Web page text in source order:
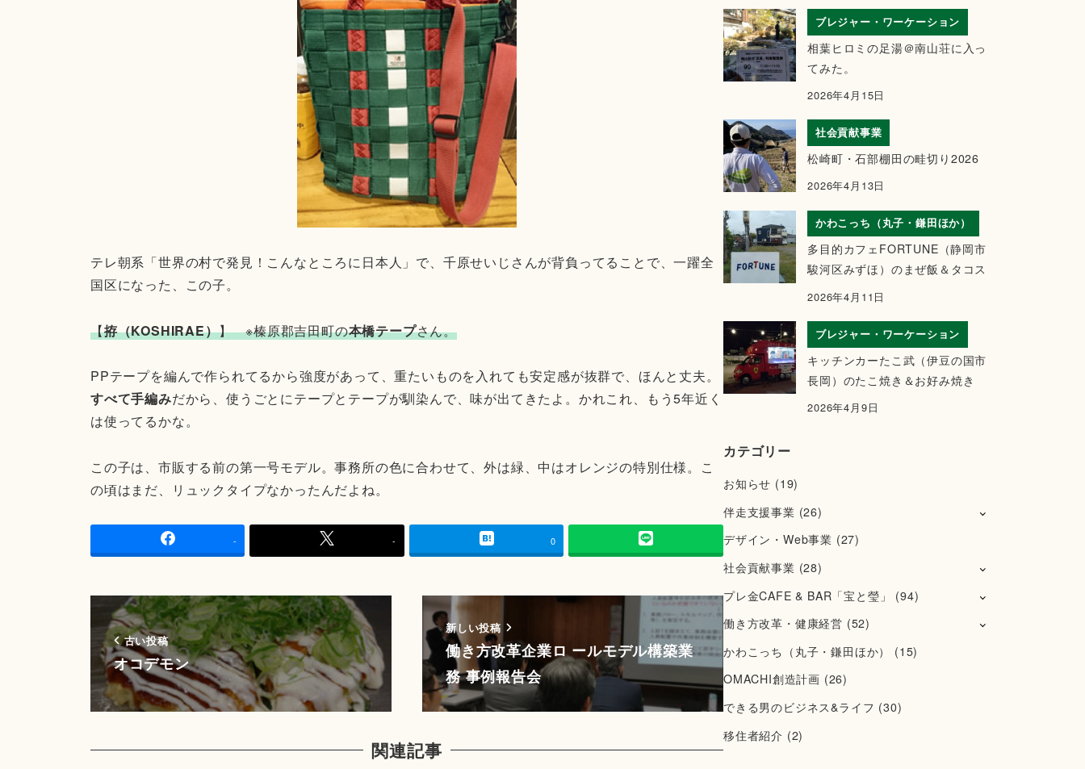
テレ朝系「世界の村で発見！こんなところに日本人」で、千原せいじさんが背負ってることで、一躍全
国区になった、この子。
【拵（KOSHIRAE）】 ※榛原郡吉田町の本橋テープさん。
PPテープを編んで作られてるから強度があって、重たいものを入れても安定感が抜群で、ほんと丈夫。
すべて手編みだから、使うごとにテープとテープが馴染んで、味が出てきたよ。かれこれ、もう5年近く
は使ってるかな。
この子は、市販する前の第一号モデル。事務所の色に合わせて、外は緑、中はオレンジの特別仕様。こ
の頃はまだ、リュックタイプなかったんだよね。
- - 0
古い投稿
オコデモン
新しい投稿
働き方改革企業ロ ールモデル構築業
務 事例報告会
関連記事
ブレジャー・ワーケーション
相葉ヒロミの足湯＠南山荘に入っ
てみた。
2026年4月15日
社会貢献事業
松崎町・石部棚田の畦切り2026
2026年4月13日
かわこっち（丸子・鎌田ほか）
多目的カフェFORTUNE（静岡市
駿河区みずほ）のまぜ飯＆タコス
2026年4月11日
ブレジャー・ワーケーション
キッチンカーたこ武（伊豆の国市
長岡）のたこ焼き＆お好み焼き
2026年4月9日
カテゴリー
お知らせ (19)
伴走支援事業 (26)
デザイン・Web事業 (27)
社会貢献事業 (28)
プレ金CAFE & BAR「宝と瑩」
(94)
働き方改革・健康経営 (52)
かわこっち（丸子・鎌田ほか）
(15)
OMACHI創造計画 (26)
できる男のビジネス&ライフ (30)
移住者紹介 (2)